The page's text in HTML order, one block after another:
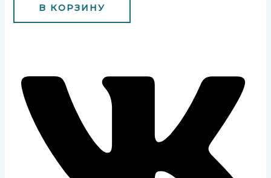
В КОРЗИНУ